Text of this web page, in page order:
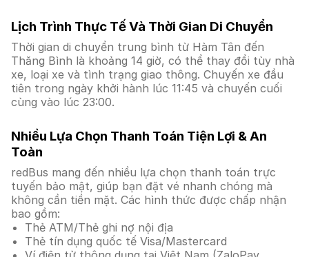
Lịch Trình Thực Tế Và Thời Gian Di Chuyển
Thời gian di chuyển trung bình từ Hàm Tân đến
Thăng Bình là khoảng 14 giờ, có thể thay đổi tùy nhà
xe, loại xe và tình trạng giao thông. Chuyến xe đầu
tiên trong ngày khởi hành lúc 11:45 và chuyến cuối
cùng vào lúc 23:00.
Nhiều Lựa Chọn Thanh Toán Tiện Lợi & An
Toàn
redBus mang đến nhiều lựa chọn thanh toán trực
tuyến bảo mật, giúp bạn đặt vé nhanh chóng mà
không cần tiền mặt. Các hình thức được chấp nhận
bao gồm:
Thẻ ATM/Thẻ ghi nợ nội địa
Thẻ tín dụng quốc tế Visa/Mastercard